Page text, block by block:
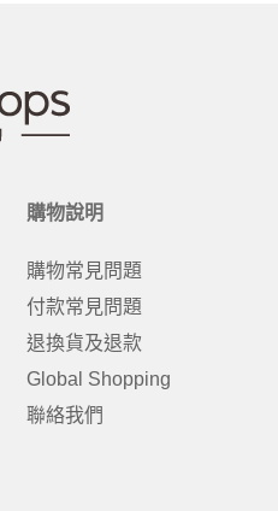
購物說明
購物常見問題
付款常見問題
退換貨及退款
Global Shopping
聯絡我們